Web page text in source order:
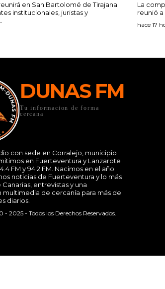
en San Bartolomé de Tirajana
institucionales, juristas y
La
reunió
hace 17